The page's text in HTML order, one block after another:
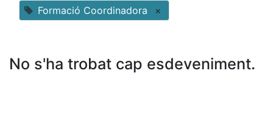
Formació Coordinadora ×
No s'ha trobat cap esdeveniment.